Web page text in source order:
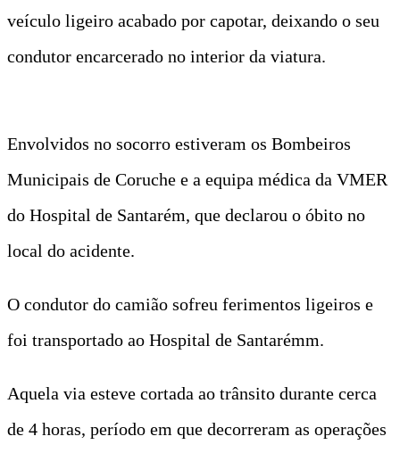
veículo ligeiro acabado por capotar, deixando o seu
condutor encarcerado no interior da viatura.
Envolvidos no socorro estiveram os Bombeiros
Municipais de Coruche e a equipa médica da VMER
do Hospital de Santarém, que declarou o óbito no
local do acidente.
O condutor do camião sofreu ferimentos ligeiros e
foi transportado ao Hospital de Santarémm.
Aquela via esteve cortada ao trânsito durante cerca
de 4 horas, período em que decorreram as operações